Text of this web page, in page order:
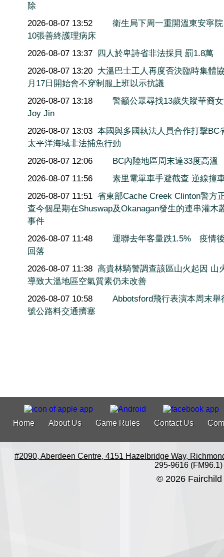
除
2026-08-07 13:52
衛生局下周一重開溫東安寧
10張善終護理病床
2026-08-07 13:37 四人於卑詩省非法採貝 罰1.8萬
2026-08-07 13:20 大溫巴士工人再度否決臨時集體
月17日開始會不穿制服上班以示抗議
2026-08-07 13:18
警籲公眾尋找13歲失蹤華裔
Joy Jin
2026-08-07 13:03 本國與多國執法人員合作打擊BC
太平洋海域非法捕魚行動
2026-08-07 12:06
BC內陸地區周末達33度高溫
2026-08-07 11:56
素里電單車手避截查 逆線撞
2026-08-07 11:51 省東部Cache Creek Clinton警方
查今個星期在Shuswap及Okanagan發生的連串灌木
事件
2026-08-07 11:48
運聯去年客量跌1.5% 疫情
回落
2026-08-07 11:38 高貴林騎警調查該區山火起因 山
導致大溫地區空氣質素仍未改善
2026-08-07 10:58
Abbotsford飛行表演本周末
號公路料交通擠塞
Home About Us Game Rules Contact Us
#2090, Aberdeen Centre, 4151 Hazelbridge Way,
295-9616 (FM96.1)
© 2026 Fairchild